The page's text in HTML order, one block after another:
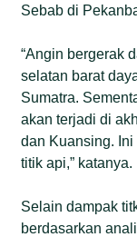
Sebab di
“Angin bergerak
selatan barat
Sumatra.
akan terjadi di
dan Kuansing.
titik api,” katanya.
Selain dampak
berdasarkan